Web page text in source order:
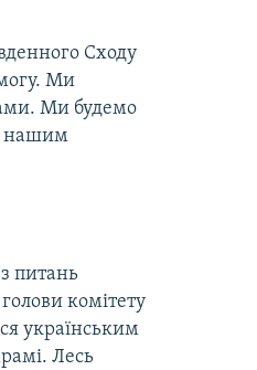
Сходу
Ми
Ми будемо
нашим
питань
комітету
українським
Лесь